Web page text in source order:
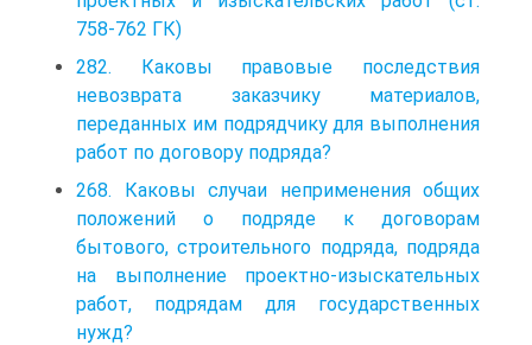
758-762 ГК)
282. Каковы правовые последствия
невозврата заказчику материалов,
переданных им подрядчику для выполнения
работ по договору подряда?
268. Каковы случаи неприменения общих
положений о подряде к договорам
бытового, строительного подряда, подряда
на выполнение проектно-изыскательных
работ, подрядам для государственных
нужд?